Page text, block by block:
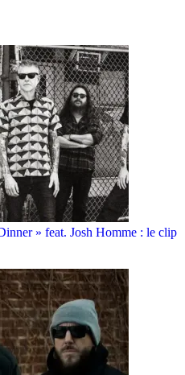
» feat. Josh Homme : le clip